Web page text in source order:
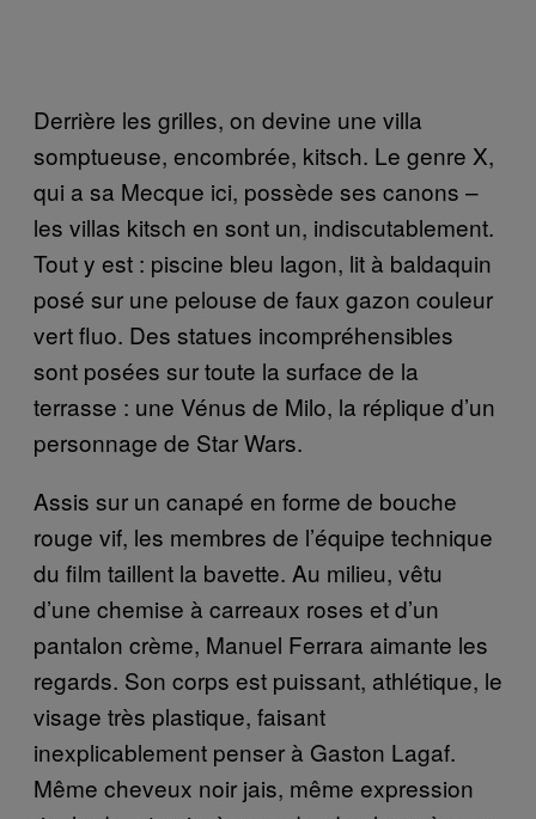
Derrière les grilles, on devine une villa
somptueuse, encombrée, kitsch. Le genre X,
qui a sa Mecque ici, possède ses canons –
les villas kitsch en sont un, indiscutablement.
Tout y est : piscine bleu lagon, lit à baldaquin
posé sur une pelouse de faux gazon couleur
vert fluo. Des statues incompréhensibles
sont posées sur toute la surface de la
terrasse : une Vénus de Milo, la réplique d’un
personnage de Star Wars.
Assis sur un canapé en forme de bouche
rouge vif, les membres de l’équipe technique
du film taillent la bavette. Au milieu, vêtu
d’une chemise à carreaux roses et d’un
pantalon crème, Manuel Ferrara aimante les
regards. Son corps est puissant, athlétique, le
visage très plastique, faisant
inexplicablement penser à Gaston Lagaf.
Même cheveux noir jais, même expression